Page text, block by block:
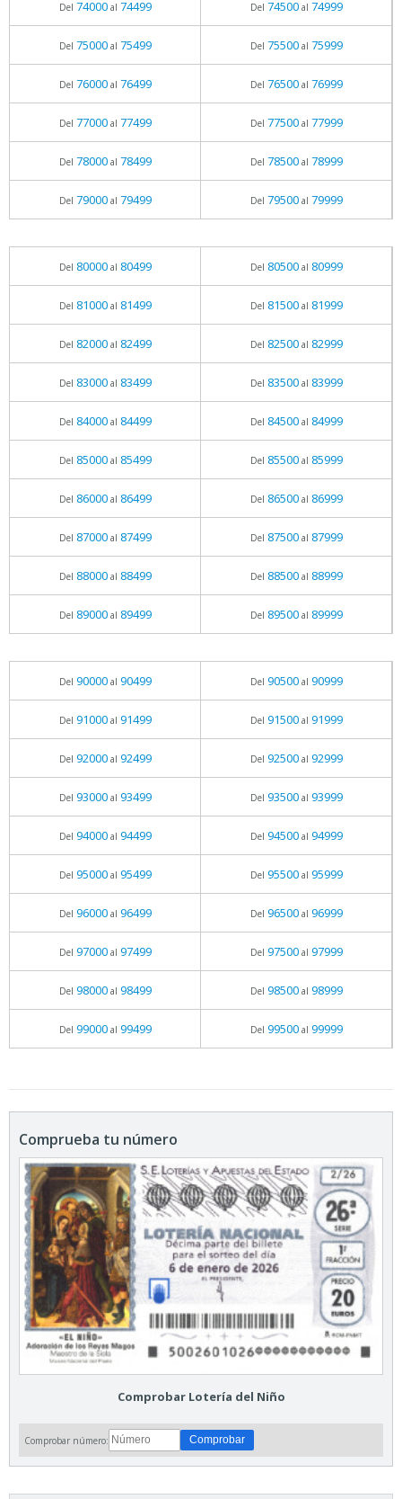
Del 74000al 74499 Del 74500al 74999
Del 75000al 75499 Del 75500al 75999
Del 76000al 76499 Del 76500al 76999
Del 77000al 77499 Del 77500al 77999
Del 78000al 78499 Del 78500al 78999
Del 79000al 79499 Del 79500al 79999
Del 80000al 80499 Del 80500al 80999
Del 81000al 81499 Del 81500al 81999
Del 82000al 82499 Del 82500al 82999
Del 83000al 83499 Del 83500al 83999
Del 84000al 84499 Del 84500al 84999
Del 85000al 85499 Del 85500al 85999
Del 86000al 86499 Del 86500al 86999
Del 87000al 87499 Del 87500al 87999
Del 88000al 88499 Del 88500al 88999
Del 89000al 89499 Del 89500al 89999
Del 90000al 90499 Del 90500al 90999
Del 91000al 91499 Del 91500al 91999
Del 92000al 92499 Del 92500al 92999
Del 93000al 93499 Del 93500al 93999
Del 94000al 94499 Del 94500al 94999
Del 95000al 95499 Del 95500al 95999
Del 96000al 96499 Del 96500al 96999
Del 97000al 97499 Del 97500al 97999
Del 98000al 98499 Del 98500al 98999
Del 99000al 99499 Del 99500al 99999
Comprueba tu número
Comprobar Lotería del Niño
Comprobar número: